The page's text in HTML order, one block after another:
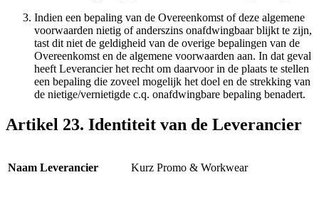
Indien een bepaling van de Overeenkomst of deze algemene
voorwaarden nietig of anderszins onafdwingbaar blijkt te zijn,
tast dit niet de geldigheid van de overige bepalingen van de
Overeenkomst en de algemene voorwaarden aan. In dat geval
heeft Leverancier het recht om daarvoor in de plaats te stellen
een bepaling die zoveel mogelijk het doel en de strekking van
de nietige/vernietigde c.q. onafdwingbare bepaling benadert.
Artikel 23. Identiteit van de Leverancier
Naam Leverancier Kurz Promo & Workwear